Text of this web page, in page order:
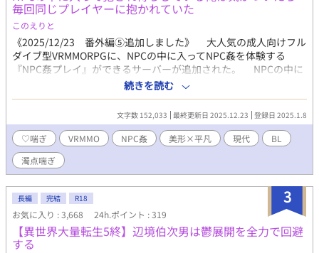
われていた遠野のゲームプレイ記。 ※メインCPは固定。 ※出会い
は結構早いですが、くっつくのは少し時間かかるかもです。 ※デ
スゲームとかログアウト不可とかではないです。
毎回同じプレイヤーに抱かれていた
このえりと
《2025/12/23 番外編⑤追加しました》 大人気の成人向けフル
ダイブ型VRMMORPGに、NPCの中に入ってNPC姦を体験する
『NPC姦プレイ』ができるサーバーが追加された。 NPCの中に
入るプレイヤー、通称『NPC姦プレイヤー』としてゲームにログ
インしNPC姦を体験する日を心待ちにしている主人公は、ある日
ついに自分が入っているNPCが犯されとても濃厚で充実したプレ
イを堪能した。 あんなすごいNPC姦をしてくれる人はそういな
いだろうなと思っていた主人公だったが、その次にログインした
らまさかの同じプレイヤーが現れて――。 フルダイブ型
VRMMOで出会った2人が恋人になってゲームでも現実でもヤりま
くる話。本編全3話＋番外編と小ネタ。（今後も更新予定） 成分
表：♡喘ぎ 攻め喘ぎ（軽度） 潮吹き 食べ物に体液をかける
描写 衆人環視 攻め以外との絡み（挿入・射精有り） 濁点喘
ぎ 番外編成分表：アナル舐め 結腸責め 飲精（受け・攻め両
方）
続きを読む
文字数 152,033 最終更新日 2025.12.23 登録日 2025.1.8
♡喘ぎ VRMMO NPC姦 美形×平凡 現代
BL
濁点喘ぎ
3
長編 完結 R18
お気に入り : 3,668 24h.ポイント : 319
【異世界大量転生5終】辺境伯次男は鬱展開を全力で回避
する